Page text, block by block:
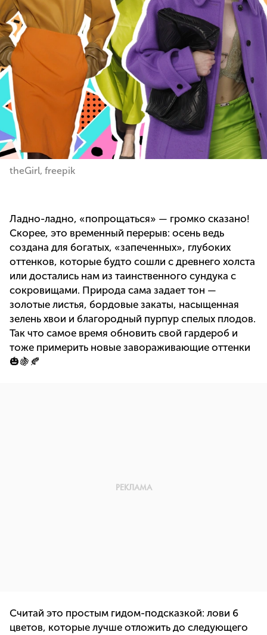
theGirl, freepik
Ладно-ладно, «попрощаться» — громко сказано!
Скорее, это временный перерыв: осень ведь
создана для богатых, «запеченных», глубоких
оттенков, которые будто сошли с древнего холста
или достались нам из таинственного сундука с
сокровищами. Природа сама задает тон —
золотые листья, бордовые закаты, насыщенная
зелень хвои и благородный пурпур спелых плодов.
Так что самое время обновить свой гардероб и
тоже примерить новые завораживающие оттенки
🎃🍇🍂
Считай это простым гидом-подсказкой: лови 6
цветов, которые лучше отложить до следующего